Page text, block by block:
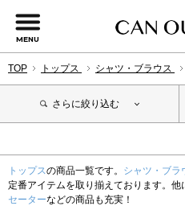
MENU
TOP トップス シャツ・ブラウス
さらに絞り込む
トップスの商品一覧です。 シャツ・ブラ
定番アイテムを取り揃えております。他
セーターなどの商品も充実！